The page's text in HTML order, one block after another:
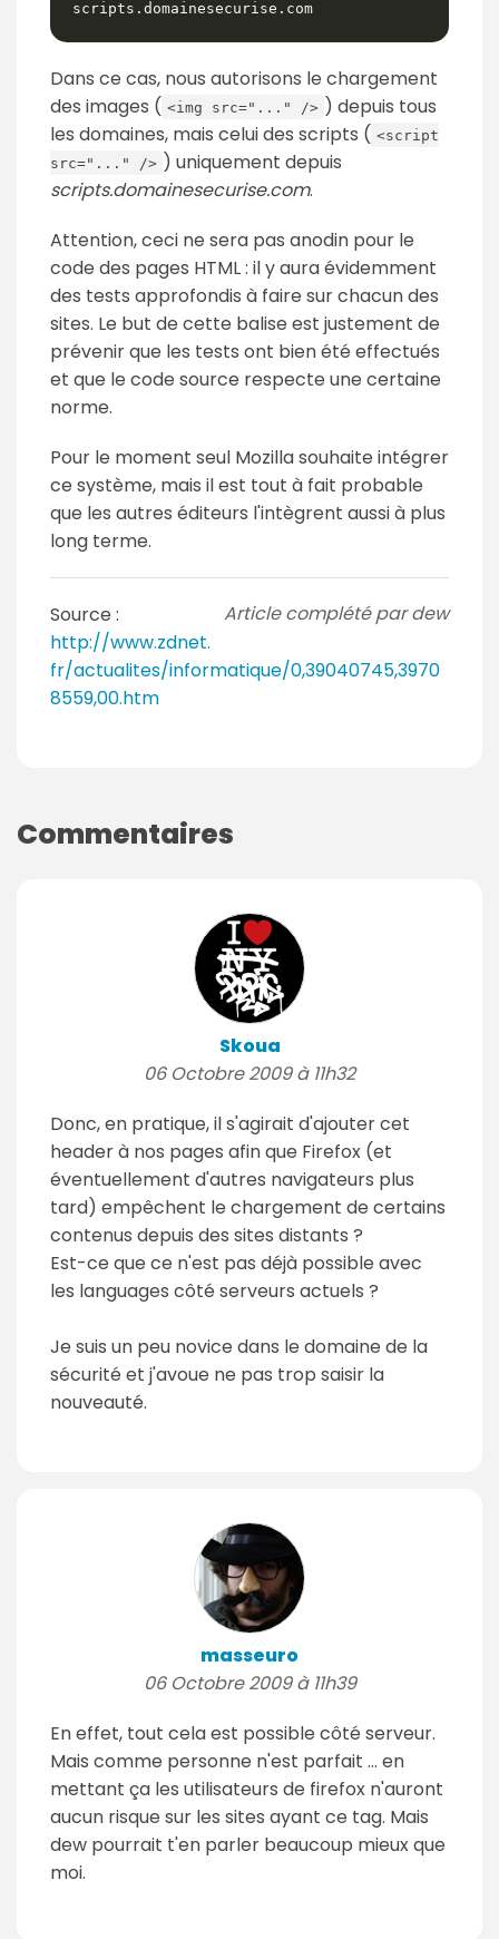
scripts.domainesecurise.com
Dans ce cas, nous autorisons le chargement
des images ( <img src="..." /> ) depuis tous
les domaines, mais celui des scripts ( <script
src="..." /> ) uniquement depuis
scripts.domainesecurise.com.
Attention, ceci ne sera pas anodin pour le
code des pages HTML : il y aura évidemment
des tests approfondis à faire sur chacun des
sites. Le but de cette balise est justement de
prévenir que les tests ont bien été effectués
et que le code source respecte une certaine
norme.
Pour le moment seul Mozilla souhaite intégrer
ce système, mais il est tout à fait probable
que les autres éditeurs l'intègrent aussi à plus
long terme.
Article complété par dew
Source :
http://www.zdnet.
fr/actualites/informatique/0,39040745,3970
8559,00.htm
Commentaires
Skoua
06 Octobre 2009 à 11h32
Donc, en pratique, il s'agirait d'ajouter cet
header à nos pages afin que Firefox (et
éventuellement d'autres navigateurs plus
tard) empêchent le chargement de certains
contenus depuis des sites distants ?
Est-ce que ce n'est pas déjà possible avec
les languages côté serveurs actuels ?
Je suis un peu novice dans le domaine de la
sécurité et j'avoue ne pas trop saisir la
nouveauté.
masseuro
06 Octobre 2009 à 11h39
En effet, tout cela est possible côté serveur.
Mais comme personne n'est parfait ... en
mettant ça les utilisateurs de firefox n'auront
aucun risque sur les sites ayant ce tag. Mais
dew pourrait t'en parler beaucoup mieux que
moi.